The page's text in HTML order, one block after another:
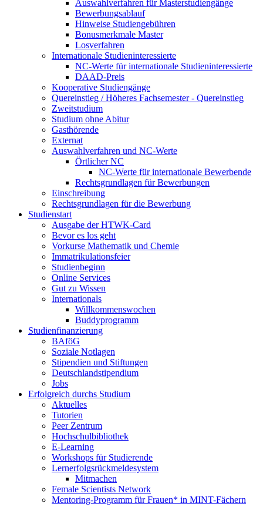
Auswahlverfahren für Masterstudiengänge
Bewerbungsablauf
Hinweise Studiengebühren
Bonusmerkmale Master
Losverfahren
Internationale Studieninteressierte
NC-Werte für internationale Studieninteressierte
DAAD-Preis
Kooperative Studiengänge
Quereinstieg / Höheres Fachsemester - Quereinstieg
Zweitstudium
Studium ohne Abitur
Gasthörende
Externat
Auswahlverfahren und NC-Werte
Örtlicher NC
NC-Werte für internationale Bewerbende
Rechtsgrundlagen für Bewerbungen
Einschreibung
Rechtsgrundlagen für die Bewerbung
Studienstart
Ausgabe der HTWK-Card
Bevor es los geht
Vorkurse Mathematik und Chemie
Immatrikulationsfeier
Studienbeginn
Online Services
Gut zu Wissen
Internationals
Willkommenswochen
Buddyprogramm
Studienfinanzierung
BAföG
Soziale Notlagen
Stipendien und Stiftungen
Deutschlandstipendium
Jobs
Erfolgreich durchs Studium
Aktuelles
Tutorien
Peer Zentrum
Hochschulbibliothek
E-Learning
Workshops für Studierende
Lernerfolgsrückmeldesystem
Mitmachen
Female Scientists Network
Mentoring-Programm für Frauen* in MINT-Fächern